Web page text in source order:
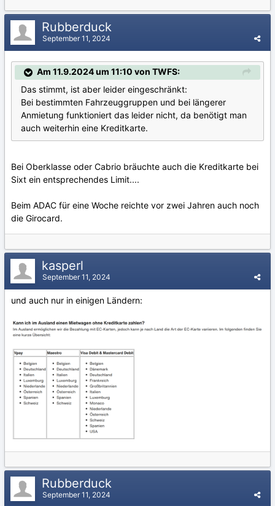
Rubberduck
September 11, 2024
Am 11.9.2024 um 11:10 von TWFS:
Das stimmt, ist aber leider eingeschränkt:
Bei bestimmten Fahrzeuggruppen und bei längerer
Anmietung funktioniert das leider nicht, da benötigt man
auch weiterhin eine Kreditkarte.
Bei Oberklasse oder Cabrio bräuchte auch die Kreditkarte bei
Sixt ein entsprechendes Limit....
Beim ADAC für eine Woche reichte vor zwei Jahren auch noch
die Girocard.
kasperl
September 11, 2024
und auch nur in einigen Ländern:
Rubberduck
September 11, 2024